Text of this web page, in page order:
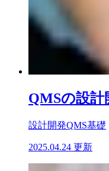
QMSの設計
設計開発QMS基礎
2025.04.24 更新